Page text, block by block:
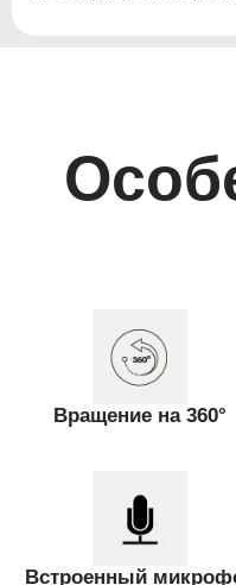
Вращение на 360°
Встроенный